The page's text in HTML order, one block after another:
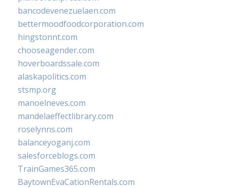
bancodevenezuelaen.com
bettermoodfoodcorporation.com
hingstonnt.com
chooseagender.com
hoverboardssale.com
alaskapolitics.com
stsmp.org
manoelneves.com
mandelaeffectlibrary.com
roselynns.com
balanceyoganj.com
salesforceblogs.com
TrainGames365.com
BaytownEvaCationRentals.com